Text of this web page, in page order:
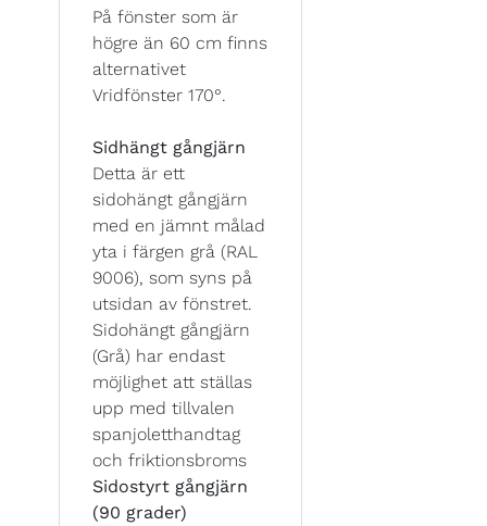
På fönster som är
högre än 60 cm finns
alternativet
Vridfönster 170°.
Sidhängt gångjärn
Detta är ett
sidohängt gångjärn
med en jämnt målad
yta i färgen grå (RAL
9006), som syns på
utsidan av fönstret.
Sidohängt gångjärn
(Grå) har endast
möjlighet att ställas
upp med tillvalen
spanjoletthandtag
och friktionsbroms
Sidostyrt gångjärn
(90 grader)